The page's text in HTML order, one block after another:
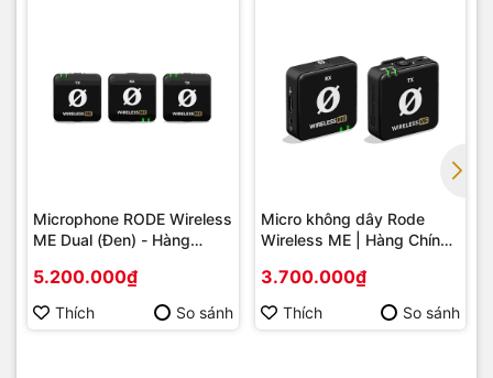
Microphone RODE Wireless
ME Dual (Đen) - Hàng
5.200.000₫
Thích So sánh
Micro không dây Rode
Wireless ME | Hàng Chính
3.700.000₫
Thích So sánh